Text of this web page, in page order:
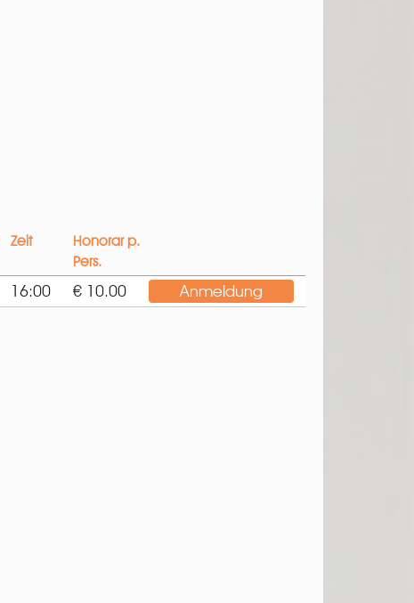
Zeit
Honorar p.
Pers.
16:00 € 10.00 Anmeldung